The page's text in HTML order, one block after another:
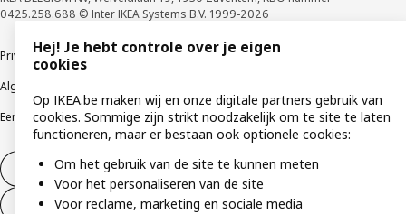
0425.258.688 © Inter IKEA Systems B.V. 1999-2026
PrivacybeleidCookiebeleidGebruiksvoorwaarden
Algemene contractvoorwaarden
Een etische bezorgdheid uitenKlachten
Herroeping van contract
Herroeping van contract (services)
Hej! Je hebt controle over je eigen
cookies
Op IKEA.be maken wij en onze digitale partners gebruik van
cookies. Sommige zijn strikt noodzakelijk om te site te laten
functioneren, maar er bestaan ook optionele cookies:
Om het gebruik van de site te kunnen meten
Voor het personaliseren van de site
Voor reclame, marketing en sociale media